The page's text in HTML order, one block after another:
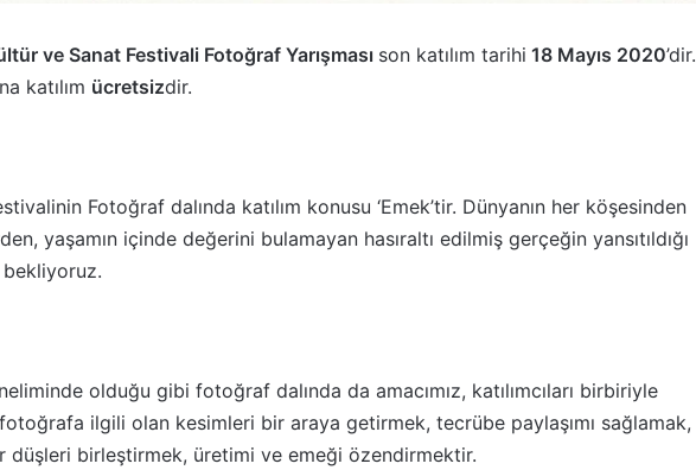
ve Sanat Festivali Fotoğraf Yarışması son katılım tarihi 18 Mayıs 2020’dir.
katılım ücretsizdir.
Fotoğraf dalında katılım konusu ‘Emek’tir. Dünyanın her köşesinden
yaşamın içinde değerini bulamayan hasıraltı edilmiş gerçeğin yansıtıldığı
bekliyoruz.
olduğu gibi fotoğraf dalında da amacımız, katılımcıları birbiriyle
fotoğrafa ilgili olan kesimleri bir araya getirmek, tecrübe paylaşımı sağlamak,
düşleri birleştirmek, üretimi ve emeği özendirmektir.